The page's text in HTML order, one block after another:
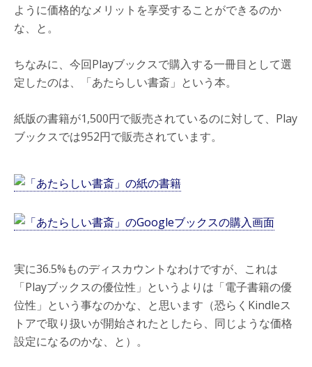
ように価格的なメリットを享受することができるのか
な、と。
ちなみに、今回Playブックスで購入する一冊目として選
定したのは、「あたらしい書斎」という本。
紙版の書籍が1,500円で販売されているのに対して、Play
ブックスでは952円で販売されています。
実に36.5%ものディスカウントなわけですが、これは
「Playブックスの優位性」というよりは「電子書籍の優
位性」という事なのかな、と思います（恐らくKindleス
トアで取り扱いが開始されたとしたら、同じような価格
設定になるのかな、と）。